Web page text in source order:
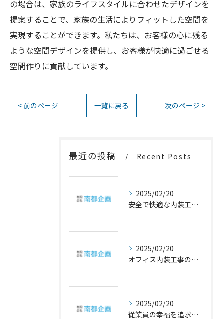
の場合は、家族のライフスタイルに合わせたデザインを
提案することで、家族の生活によりフィットした空間を
実現することができます。私たちは、お客様の心に残る
ような空間デザインを提供し、お客様が快適に過ごせる
空間作りに貢献しています。
< 前のページ 一覧に戻る 次のページ >
最近の投稿 Recent Posts
2025/02/20
安全で快適な内装工事の重要性
2025/02/20
オフィス内装工事の幸福設計
2025/02/20
従業員の幸福を追求するオフィスの内装アイデア